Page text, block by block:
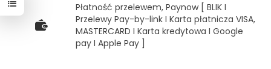
Płatność przelewem, Paynow [ BLIK I
Przelewy Pay-by-link I Karta płatnicza VISA,
MASTERCARD I Karta kredytowa I Google
pay I Apple Pay ]